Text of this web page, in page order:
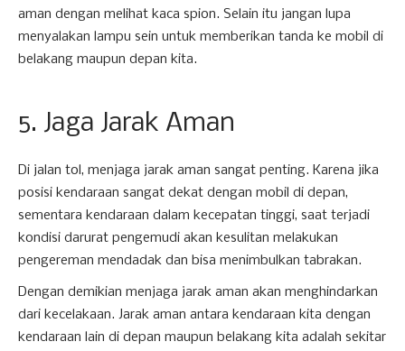
aman dengan melihat kaca spion. Selain itu jangan lupa
menyalakan lampu sein untuk memberikan tanda ke mobil di
belakang maupun depan kita.
5. Jaga Jarak Aman
Di jalan tol, menjaga jarak aman sangat penting. Karena jika
posisi kendaraan sangat dekat dengan mobil di depan,
sementara kendaraan dalam kecepatan tinggi, saat terjadi
kondisi darurat pengemudi akan kesulitan melakukan
pengereman mendadak dan bisa menimbulkan tabrakan.
Dengan demikian menjaga jarak aman akan menghindarkan
dari kecelakaan. Jarak aman antara kendaraan kita dengan
kendaraan lain di depan maupun belakang kita adalah sekitar